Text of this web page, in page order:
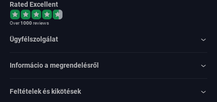
Rated Excellent
Over1000reviews
Ügyfélszolgálat
Informácio a megrendelésről
Feltételek és kikötések